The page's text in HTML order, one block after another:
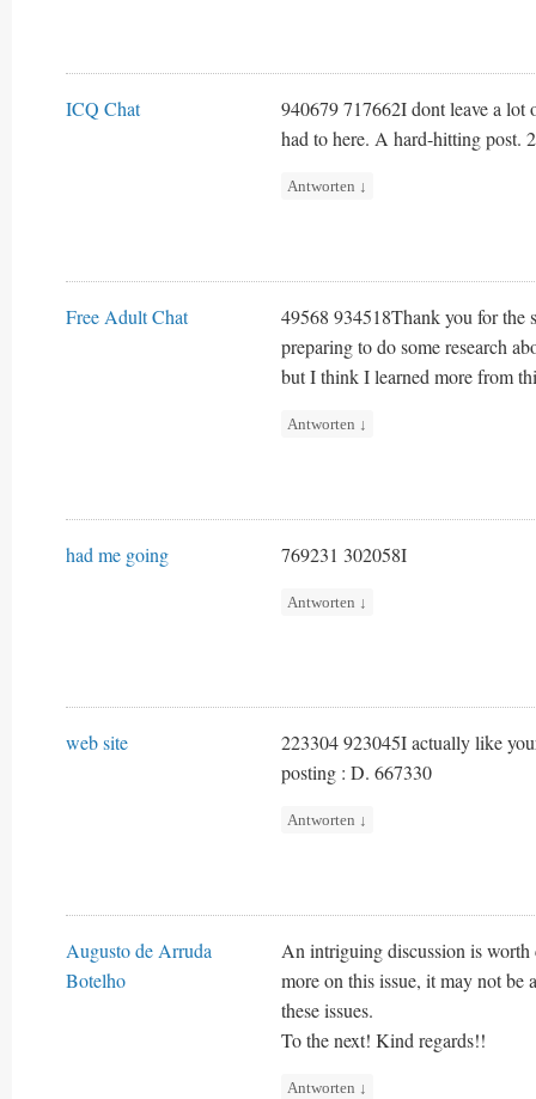
ICQ Chat
940679 717662I dont leave a lot
had to here. A hard-hitting post.
Antworten ↓
Free Adult Chat
49568 934518Thank you for the
preparing to do some research
but I think I learned more from
Antworten ↓
had me going 769231 302058I
Antworten ↓
web site
223304 923045I actually like
posting : D. 667330
Antworten ↓
Augusto de Arruda
Botelho
An intriguing discussion is
more on this issue, it may not be
these issues.
To the next! Kind regards!!
Antworten ↓